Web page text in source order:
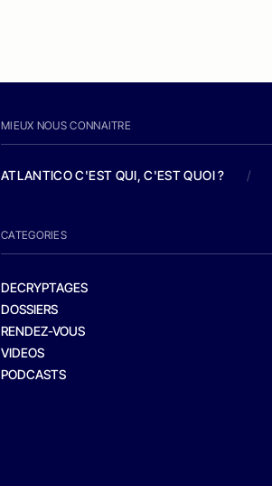
MIEUX NOUS CONNAITRE
ATLANTICO C'EST QUI, C'EST QUOI ? /
CATEGORIES
DECRYPTAGES
DOSSIERS
RENDEZ-VOUS
VIDEOS
PODCASTS